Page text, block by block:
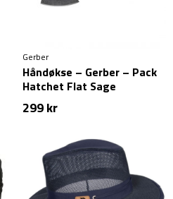
Gerber
Håndøkse – Gerber – Pack
Hatchet Flat Sage
299kr